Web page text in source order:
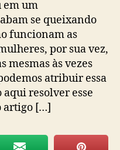
em um
se queixando
funcionam as
por sua vez,
mesmas às vezes
atribuir essa
resolver esse
artigo […]